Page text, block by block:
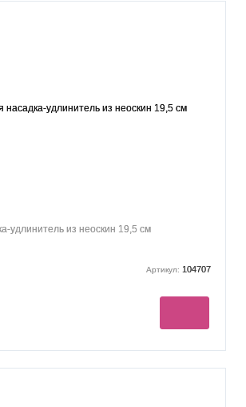
удлинитель из неоскин 19,5 см
Артикул: 104707